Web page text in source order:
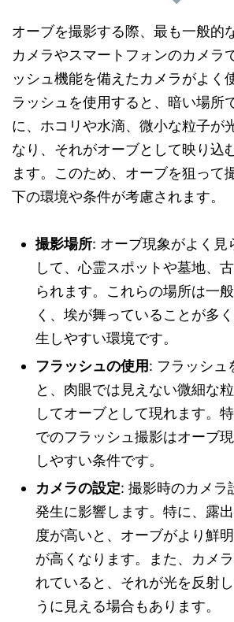
オーブを撮影する際、最も一般的
カメラやスマートフォンのカメラ
ッシュ機能を備えたカメラがよく
ラッシュを使用すると、暗い場所
に、ホコリや水滴、微小な粒子が
なり、それがオーブとして映り込
ます。このため、オーブを狙って
下の環境や条件が考慮されます。
撮影場所: オーブ現象がよく見
して、心霊スポットや墓地、
られます。これらの場所は一
く、埃が舞っていることが多
生しやすい環境です。
フラッシュの使用: フラッシュ
と、肉眼では見えない微細な
してオーブとして現れます。
でのフラッシュ撮影はオーブ
しやすい条件です。
カメラの設定: 撮影時のカメラ
発生に影響します。特に、露
度が高いと、オーブがより鮮
が高くなります。また、カメ
れていると、それが光を反射
うに見える場合もあります。